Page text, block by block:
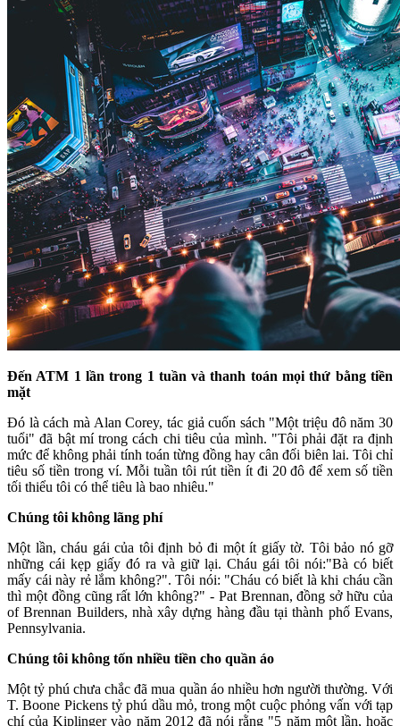
Đến ATM 1 lần trong 1 tuần và thanh toán mọi thứ bằng tiền
mặt
Đó là cách mà Alan Corey, tác giả cuốn sách "Một triệu đô năm 30
tuổi" đã bật mí trong cách chi tiêu của mình. "Tôi phải đặt ra định
mức để không phải tính toán từng đồng hay cân đối biên lai. Tôi chỉ
tiêu số tiền trong ví. Mỗi tuần tôi rút tiền ít đi 20 đô để xem số tiền
tối thiểu tôi có thể tiêu là bao nhiêu."
Chúng tôi không lãng phí
Một lần, cháu gái của tôi định bỏ đi một ít giấy tờ. Tôi bảo nó gỡ
những cái kẹp giấy đó ra và giữ lại. Cháu gái tôi nói:"Bà có biết
mấy cái này rẻ lắm không?". Tôi nói: "Cháu có biết là khi cháu cần
thì một đồng cũng rất lớn không?" - Pat Brennan, đồng sở hữu của
of Brennan Builders, nhà xây dựng hàng đầu tại thành phố Evans,
Pennsylvania.
Chúng tôi không tốn nhiều tiền cho quần áo
Một tỷ phú chưa chắc đã mua quần áo nhiều hơn người thường. Với
T. Boone Pickens tỷ phú dầu mỏ, trong một cuộc phỏng vấn với tạp
chí của Kiplinger vào năm 2012 đã nói rằng "5 năm một lần, hoặc